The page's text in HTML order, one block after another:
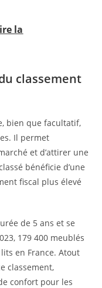
la
classement
bien que facultatif,
Il permet
et d’attirer une
bénéficie d’une
fiscal plus élevé
de 5 ans et se
179 400 meublés
en France. Atout
classement,
confort pour les